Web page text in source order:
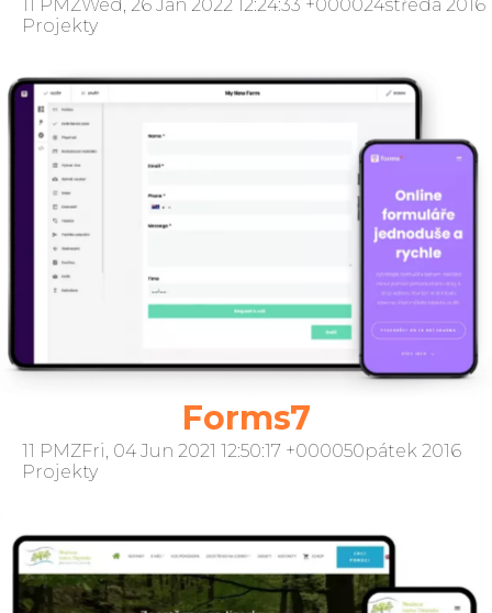
11 PMZWed, 26 Jan 2022 12:24:33 +000024středa 2016
Projekty
Forms7
11 PMZFri, 04 Jun 2021 12:50:17 +000050pátek 2016
Projekty